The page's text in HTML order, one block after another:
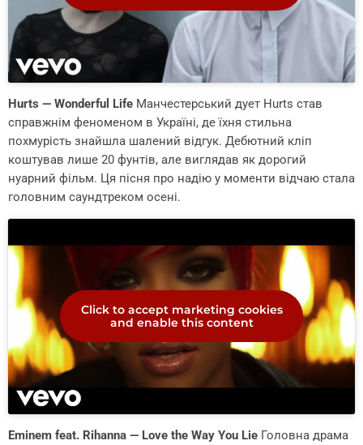
Hurts — Wonderful Life Манчестерський дует Hurts став
справжнім феноменом в Україні, де їхня стильна
похмурість знайшла шалений відгук. Дебютний кліп
коштував лише 20 фунтів, але виглядав як дорогий
нуарний фільм. Ця пісня про надію у моменти відчаю стала
головним саундтреком осені.
Click to accept marketing cookies
and enable this content
Eminem feat. Rihanna — Love the Way You Lie Головна драма